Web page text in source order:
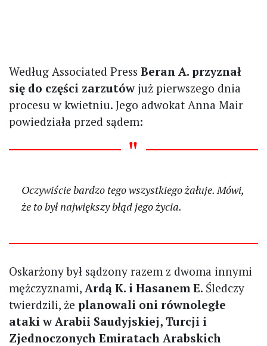
Według Associated Press Beran A. przyznał
się do części zarzutówjuż pierwszego dnia
procesu w kwietniu. Jego adwokat Anna Mair
powiedziała przed sądem:
Oczywiście bardzo tego wszystkiego żałuje. Mówi,
że to był największy błąd jego życia.
Oskarżony był sądzony razem z dwoma innymi
mężczyznami, Ardą K. i Hasanem E. Śledczy
twierdzili, że planowali oni równoległe
ataki w Arabii Saudyjskiej, Turcji i
Zjednoczonych Emiratach Arabskich